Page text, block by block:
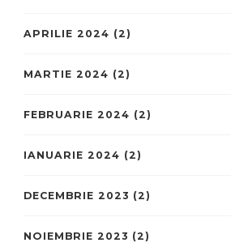
APRILIE 2024 (2)
MARTIE 2024 (2)
FEBRUARIE 2024 (2)
IANUARIE 2024 (2)
DECEMBRIE 2023 (2)
NOIEMBRIE 2023 (2)